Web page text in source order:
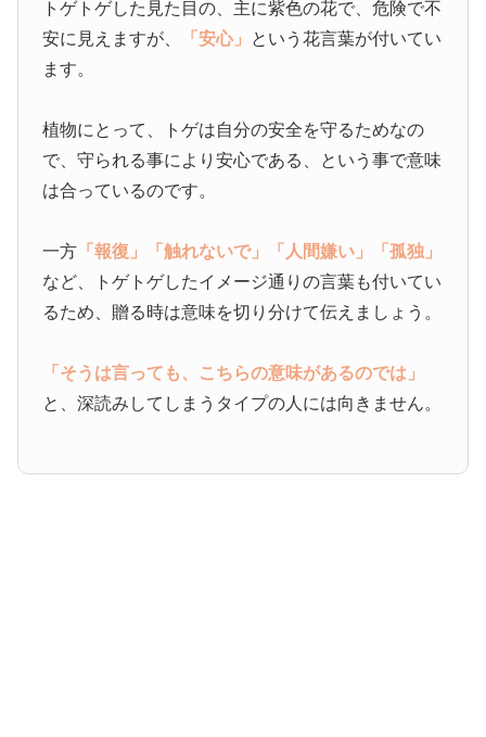
トゲトゲした見た目の、主に紫色の花で、危険で不
安に見えますが、
「安心」 という花言葉が付いてい
ます。
植物にとって、トゲは自分の安全を守るためなの
で、守られる事により安心である、という事で意味
は合っているのです。
一方 「報復」 「触れないで」 「人間嫌い」
「孤独」
など、トゲトゲしたイメージ通りの言葉も付いてい
るため、贈る時は意味を切り分けて伝えましょう。
「そうは言っても、こちらの意味があるのでは」
と、深読みしてしまうタイプの人には向きません。